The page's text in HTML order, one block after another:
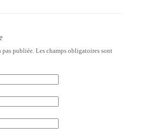
pas publiée. Les champs obligatoires sont